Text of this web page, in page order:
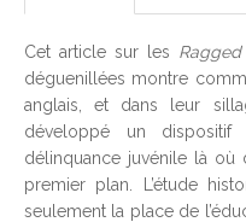
Cet article sur les
déguenillées montre
anglais, et dans leur
développé un
délinquance juvénile là où
premier plan. L’étude
seulement la place de